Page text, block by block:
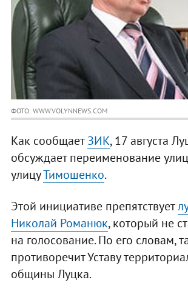
ФОТО: WWW.VOLYNNEWS.COM
Как сообщаетЗИК, 17 августа
обсуждает переименование
улицуТимошенко.
Этой инициативе препятствует
Николай Романюк, который не
на голосование. По его словам,
противоречит Уставу
общины Луцка.